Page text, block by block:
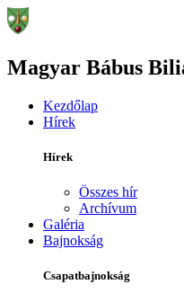
Magyar Bábus
Kezdőlap
Hírek
Hírek
Összes hír
Archívum
Galéria
Bajnokság
Csapatbajnokság